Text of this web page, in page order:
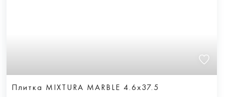
Плитка MIXTURA MARBLE 4.6x37.5